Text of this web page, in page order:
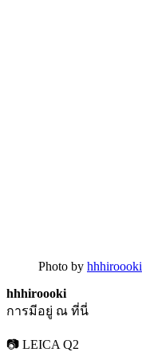
Photo by hhhiroooki
hhhiroooki
การมีอยู่ ณ ที่นี่
📷 LEICA Q2